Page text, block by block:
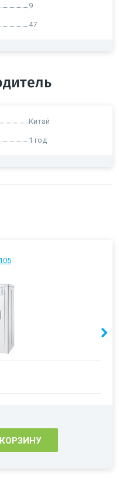
9
47
Китай
1 год